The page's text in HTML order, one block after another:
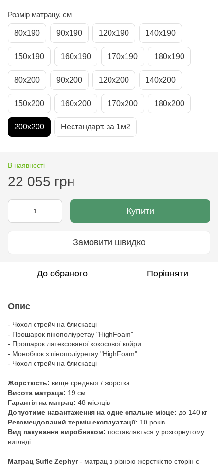
Розмір матрацу, см
80х190 90х190 120х190 140х190
150х190 160х190 170х190 180х190
80х200 90х200 120х200 140х200
150х200 160х200 170х200 180х200
200х200 Нестандарт, за 1м2
В наявності
22 055 грн
Купити
Замовити швидко
До обраного Порівняти
Опис
- Чохол стрейч на блискавці
- Прошарок пінополіуретау "HighFoam"
- Прошарок латексованої кокосової койри
- Моноблок з пінополіуретау "HighFoam"
- Чохол стрейч на блискавці
Жорсткість: вище средньої / жорстка
Висота матраца: 19 см
Гарантія на матрац: 48 місяців
Допустиме навантаження на одне спальне місце: до 140 кг
Рекомендований термін експлуатації: 10 років
Вид пакування виробником: поставляється у розгорнутому
вигляді
Матрац Sufle Zephyr- матрац з різною жорсткістю сторін є